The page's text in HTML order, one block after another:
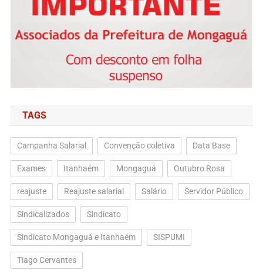
TAGS
Campanha Salarial Convenção coletiva Data Base
Exames Itanhaém Mongaguá Outubro Rosa
reajuste Reajuste salarial Salário Servidor Público
Sindicalizados Sindicato
Sindicato Mongaguá e Itanhaém SISPUMI
Tiago Cervantes